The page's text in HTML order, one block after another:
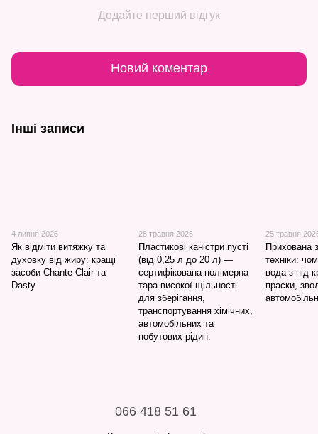
Додайте перший відгук
Новий коментар
Інші записи
4 липня 2026
Як відміти витяжку та
духовку від жиру: кращі
засоби Chante Clair та
Dasty
28 травня 2026
Пластикові каністри пусті
(від 0,25 л до 20 л) —
сертифікована полімерна
тара високої щільності
для зберігання,
транспортування хімічних,
автомобільних та
побутових рідин.
25 травня
Прихована
техніки:
вода з-під
праски,
066 418 51 61